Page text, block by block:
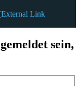
[External Link
sein,